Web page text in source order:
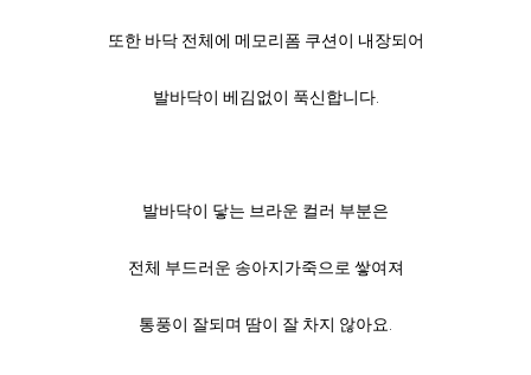
또한 바닥 전체에 메모리폼 쿠션이 내장되어
발바닥이 베김없이 푹신합니다.
발바닥이 닿는 브라운 컬러 부분은
전체 부드러운 송아지가죽으로 쌓여져
통풍이 잘되며 땀이 잘 차지 않아요.